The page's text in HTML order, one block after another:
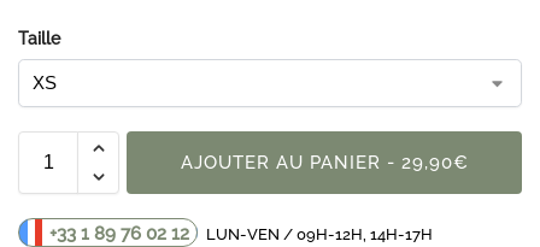
Taille
AJOUTER AU PANIER - 29,90€
+33 1 89 76 02 12 LUN-VEN / 09H-12H, 14H-17H